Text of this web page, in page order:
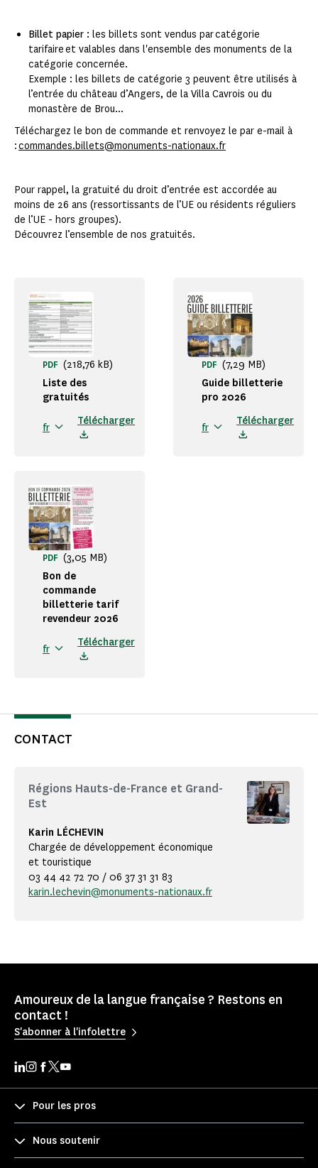
Billet papier : les billets sont vendus par catégorie
tarifaire et valables dans l'ensemble des monuments de la
catégorie concernée.
Exemple : les billets de catégorie 3 peuvent être utilisés à
l’entrée du château d’Angers, de la Villa Cavrois ou du
monastère de Brou...
Téléchargez le bon de commande et renvoyez le par e-mail à
:commandes.billets@monuments-nationaux.fr
Pour rappel, la gratuité du droit d’entrée est accordée au
moins de 26 ans (ressortissants de l’UE ou résidents réguliers
de l’UE - hors groupes).
Découvrez l’ensemble de nos gratuités.
Liste des
gratuités
PDF (218,76 kB)
fr
Télécharger
Guide billetterie
pro 2026
PDF (7,29 MB)
fr
Télécharger
Bon de
commande
billetterie tarif
revendeur 2026
PDF (3,05 MB)
fr
Télécharger
CONTACT
Régions Hauts-de-France et Grand-
Est
Karin LÉCHEVIN
Chargée de développement économique
et touristique
03 44 42 72 70 / 06 37 31 31 83
karin.lechevin@monuments-nationaux.fr
Amoureux de la langue française ? Restons en
contact !
S'abonner à l'infolettre
Pour les pros
Nous soutenir